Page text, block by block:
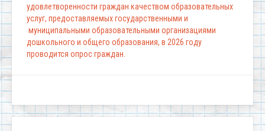
удовлетворенности граждан качеством образовательных
услуг, предоставляемых государственными и
муниципальными образовательными организациями
дошкольного и общего образования, в 2026 году
проводится опрос граждан.